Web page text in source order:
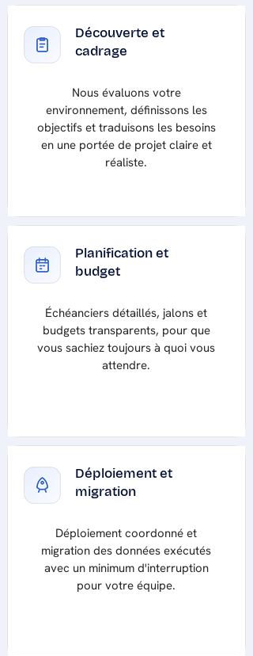
Découverte et
cadrage
Nous évaluons votre
environnement, définissons les
objectifs et traduisons les besoins
en une portée de projet claire et
réaliste.
Planification et
budget
Échéanciers détaillés, jalons et
budgets transparents, pour que
vous sachiez toujours à quoi vous
attendre.
Déploiement et
migration
Déploiement coordonné et
migration des données exécutés
avec un minimum d'interruption
pour votre équipe.